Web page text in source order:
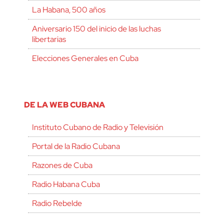
La Habana, 500 años
Aniversario 150 del inicio de las luchas
libertarias
Elecciones Generales en Cuba
DE LA WEB CUBANA
Instituto Cubano de Radio y Televisión
Portal de la Radio Cubana
Razones de Cuba
Radio Habana Cuba
Radio Rebelde